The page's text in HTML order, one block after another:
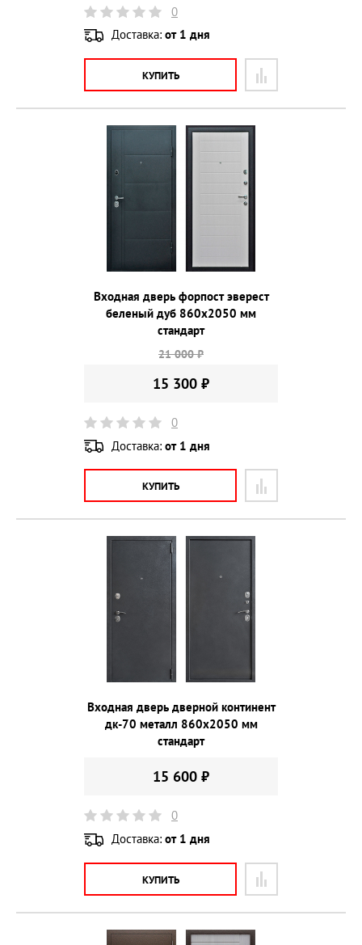
0
Доставка: от 1 дня
КУПИТЬ
Входная дверь форпост эверест
беленый дуб 860х2050 мм
стандарт
21 000 ₽
15 300 ₽
0
Доставка: от 1 дня
КУПИТЬ
Входная дверь дверной континент
дк-70 металл 860х2050 мм
стандарт
15 600 ₽
0
Доставка: от 1 дня
КУПИТЬ